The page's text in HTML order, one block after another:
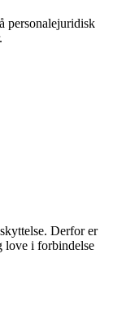
personalejuridisk
Derfor er
love i forbindelse